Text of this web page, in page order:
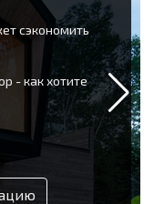
сэкономить
- как хотите